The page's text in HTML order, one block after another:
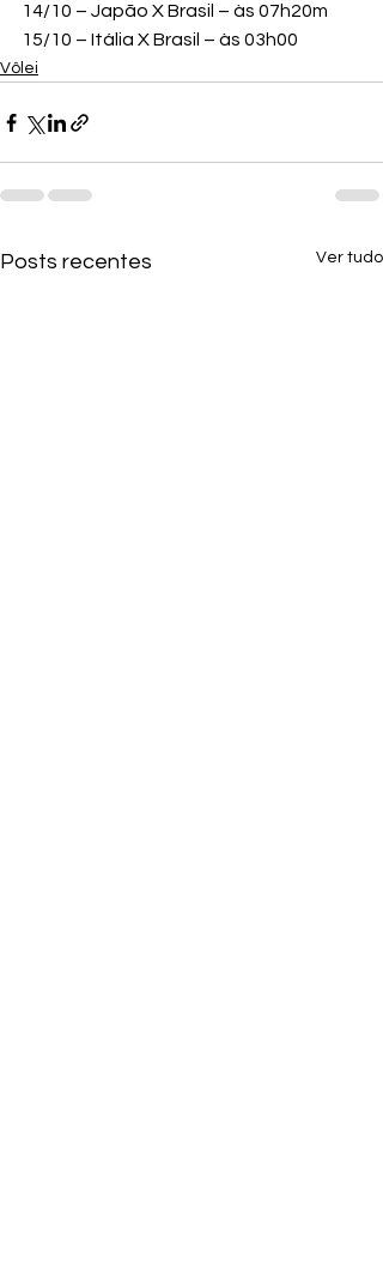
14/10 – Japão X Brasil – às 07h20m
15/10 – Itália X Brasil – às 03h00
Vôlei
Posts recentes Ver tudo